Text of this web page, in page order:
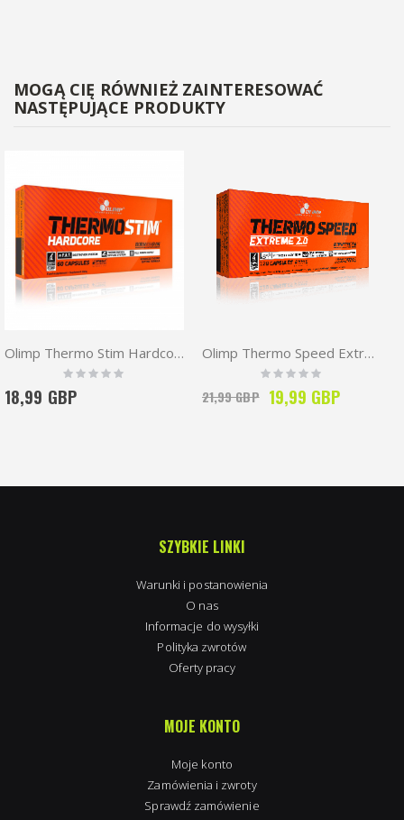
MOGĄ CIĘ RÓWNIEŻ ZAINTERESOWAĆ
NASTĘPUJĄCE PRODUKTY
Olimp Thermo Stim Hardcore 60 Mega Caps
Rating:
0%
18,99 GBP
Olimp Thermo Speed Extreme 2.0 120 Mega Caps
Rating:
0%
21,99 GBP
Special
Price
19,99 GBP
SZYBKIE LINKI
Warunki i postanowienia
O nas
Informacje do wysyłki
Polityka zwrotów
Oferty pracy
MOJE KONTO
Moje konto
Zamówienia i zwroty
Sprawdź zamówienie